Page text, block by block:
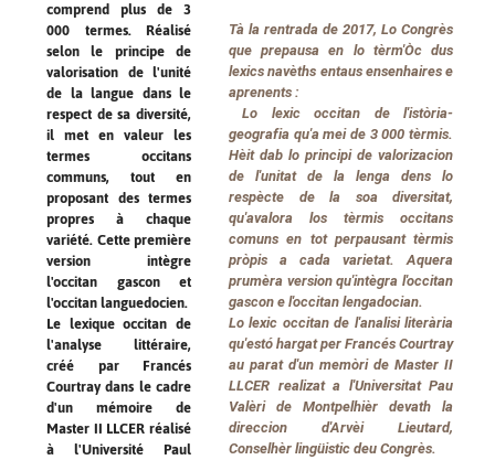
comprend plus de 3
000 termes. Réalisé
selon le principe de
valorisation de l'unité
de la langue dans le
respect de sa diversité,
il met en valeur les
termes occitans
communs, tout en
proposant des termes
propres à chaque
variété. Cette première
version intègre
l'occitan gascon et
l'occitan languedocien.
Le lexique occitan de
l'analyse littéraire,
créé par Francés
Courtray dans le cadre
d'un mémoire de
Master II LLCER réalisé
à l'Université Paul
Tà la rentrada de 2017, Lo Congrès
que prepausa en lo tèrm'Òc dus
lexics navèths entaus ensenhaires e
aprenents :
Lo lexic occitan de l'istòria-
geografia qu'a mei de 3 000 tèrmis.
Hèit dab lo principi de valorizacion
de l'unitat de la lenga dens lo
respècte de la soa diversitat,
qu'avalora los tèrmis occitans
comuns en tot perpausant tèrmis
pròpis a cada varietat. Aquera
prumèra version qu'intègra l'occitan
gascon e l'occitan lengadocian.
Lo lexic occitan de l'analisi literària
qu'estó hargat per Francés Courtray
au parat d'un memòri de Master II
LLCER realizat a l'Universitat Pau
Valèri de Montpelhièr devath la
direccion d'Arvèi Lieutard,
Conselhèr lingüistic deu Congrès.